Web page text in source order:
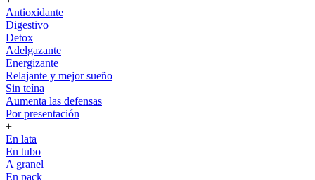
Antioxidante
Digestivo
Detox
Adelgazante
Energizante
Relajante y mejor sueño
Sin teína
Aumenta las defensas
Por presentación
+
En lata
En tubo
A granel
En pack